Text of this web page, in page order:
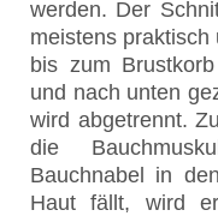
werden. Der
meistens praktisch
bis zum
und nach unten
wird abgetrennt.
die
Bauchnabel in
Haut fällt, wird